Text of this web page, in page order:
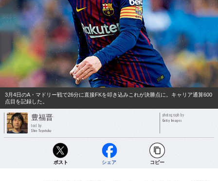
3月4日のA・マドリー戦で26分に直接FKを叩き込みこれが決勝点に。キャリア通算600
点目を記録した。
豊福晋
text by
Shin Toyofuku
photograph by
Getty Images
ポスト シェア コピー